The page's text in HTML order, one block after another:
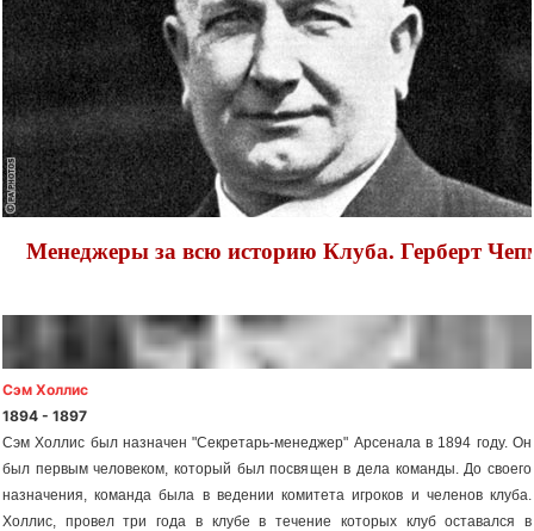
Менеджеры за всю историю Клуба. Герберт
Сэм Холлис
1894 - 1897
Сэм Холлис был назначен "Секретарь-менеджер" Арсенала в 1894 году. Он
был первым человеком, который был посвящен в дела команды. До своего
назначения, команда была в ведении комитета игроков и челенов клуба.
Холлис, провел три года в клубе в течение которых клуб оставался в